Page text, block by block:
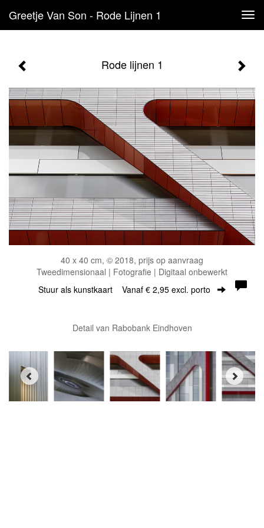
Greetje Van Son - Rode Lijnen 1
Rode lijnen 1
40 x 40 cm, © 2018, prijs op aanvraag
Tweedimensionaal | Fotografie | Digitaal onbewerkt
Stuur als kunstkaart Vanaf € 2,95 excl. porto
Detail van Rabobank Eindhoven